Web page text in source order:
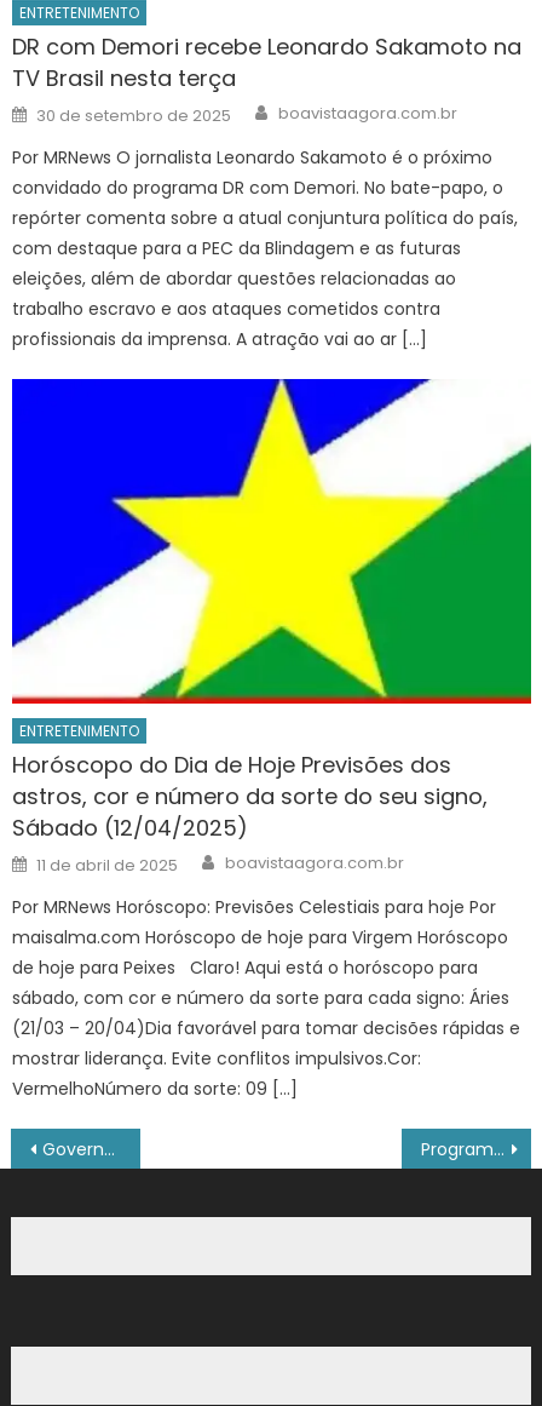
ENTRETENIMENTO
DR com Demori recebe Leonardo Sakamoto na
TV Brasil nesta terça
Posted
on
30 de setembro de 2025 Author
boavistaagora.com.br
Por MRNews O jornalista Leonardo Sakamoto é o próximo
convidado do programa DR com Demori. No bate-papo, o
repórter comenta sobre a atual conjuntura política do país,
com destaque para a PEC da Blindagem e as futuras
eleições, além de abordar questões relacionadas ao
trabalho escravo e aos ataques cometidos contra
profissionais da imprensa. A atração vai ao ar […]
ENTRETENIMENTO
Horóscopo do Dia de Hoje Previsões dos
astros, cor e número da sorte do seu signo,
Sábado (12/04/2025)
Posted
on
11 de abril de 2025 Author
boavistaagora.com.br
Por MRNews Horóscopo: Previsões Celestiais para hoje Por
maisalma.com Horóscopo de hoje para Virgem Horóscopo
de hoje para Peixes Claro! Aqui está o horóscopo para
sábado, com cor e número da sorte para cada signo: Áries
(21/03 – 20/04)Dia favorável para tomar decisões rápidas e
mostrar liderança. Evite conflitos impulsivos.Cor:
VermelhoNúmero da sorte: 09 […]
Navegação
de
Post
Governo de Roraima entrega kits de robótica para 32 escolas estaduais e fortalece educação tecnológica no Ensino Médio Programa “HumanizAção” acolhe 28 pessoas em situação de rua neste domingo (14)